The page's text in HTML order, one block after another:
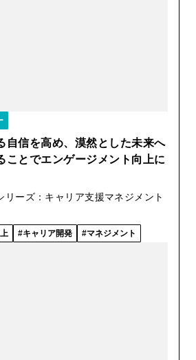
自信を高め、漠然とした未来へ
ことでエンゲージメント向上に
リーズ：キャリア支援マネジメント
キャリア開発 マネジメント